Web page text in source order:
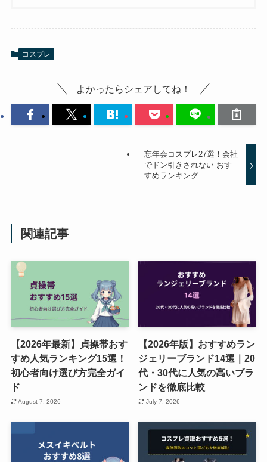
コスプレ
よかったらシェアしてね！
忘年会コスプレ27選！会社
でドン引きされない おす
すめランキング
関連記事
【2026年最新】貞操帯おす
すめ人気ランキング15選！
初心者向け選び方完全ガイ
ド
August 7, 2026
【2026年版】おすすめラン
ジェリーブランド14選｜20
代・30代に人気の高いブラ
ンドを徹底比較
July 7, 2026